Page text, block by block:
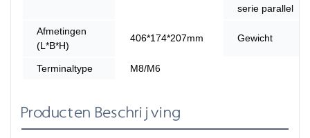
serie parallel
Afmetingen
(L*B*H)
406*174*207mm Gewicht
Terminaltype M8/M6
Producten Beschrijving